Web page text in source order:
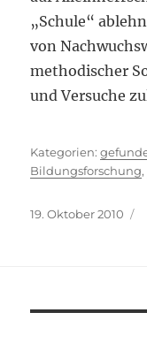
„Schule“
von
methodischer
und Versuche
Bildungsforschung,
Veröffentlicht
19. Oktober 2010